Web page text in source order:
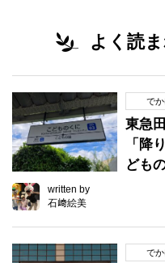
よく読
で
東急
「降
ども
written by
石﨑絵美
で